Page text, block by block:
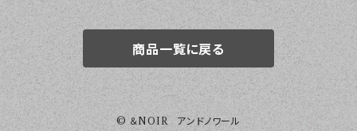
商品一覧に戻る
© ＆NOIR アンドノワール